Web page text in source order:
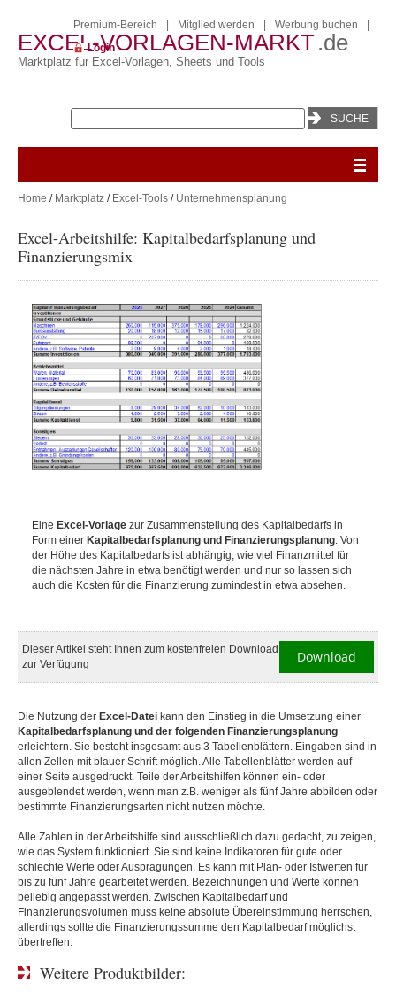
EXCEL-VORLAGEN-MARKT.de
Marktplatz für Excel-Vorlagen, Sheets und Tools
Premium-Bereich Mitglied werden Werbung buchen
Login
Home / Marktplatz / Excel-Tools / Unternehmensplanung
Excel-Arbeitshilfe: Kapitalbedarfsplanung und
Finanzierungsmix
Eine Excel-Vorlage zur Zusammenstellung des Kapitalbedarfs in
Form einer Kapitalbedarfsplanung und Finanzierungsplanung. Von
der Höhe des Kapitalbedarfs ist abhängig, wie viel Finanzmittel für
die nächsten Jahre in etwa benötigt werden und nur so lassen sich
auch die Kosten für die Finanzierung zumindest in etwa absehen.
Dieser Artikel steht Ihnen zum kostenfreien Download
zur Verfügung
Download
Die Nutzung der Excel-Datei kann den Einstieg in die Umsetzung einer
Kapitalbedarfsplanung und der folgenden Finanzierungsplanung
erleichtern. Sie besteht insgesamt aus 3 Tabellenblättern. Eingaben sind in
allen Zellen mit blauer Schrift möglich. Alle Tabellenblätter werden auf
einer Seite ausgedruckt. Teile der Arbeitshilfen können ein- oder
ausgeblendet werden, wenn man z.B. weniger als fünf Jahre abbilden oder
bestimmte Finanzierungsarten nicht nutzen möchte.
Alle Zahlen in der Arbeitshilfe sind ausschließlich dazu gedacht, zu zeigen,
wie das System funktioniert. Sie sind keine Indikatoren für gute oder
schlechte Werte oder Ausprägungen. Es kann mit Plan- oder Istwerten für
bis zu fünf Jahre gearbeitet werden. Bezeichnungen und Werte können
beliebig angepasst werden. Zwischen Kapitalbedarf und
Finanzierungsvolumen muss keine absolute Übereinstimmung herrschen,
allerdings sollte die Finanzierungssumme den Kapitalbedarf möglichst
übertreffen.
Weitere Produktbilder: